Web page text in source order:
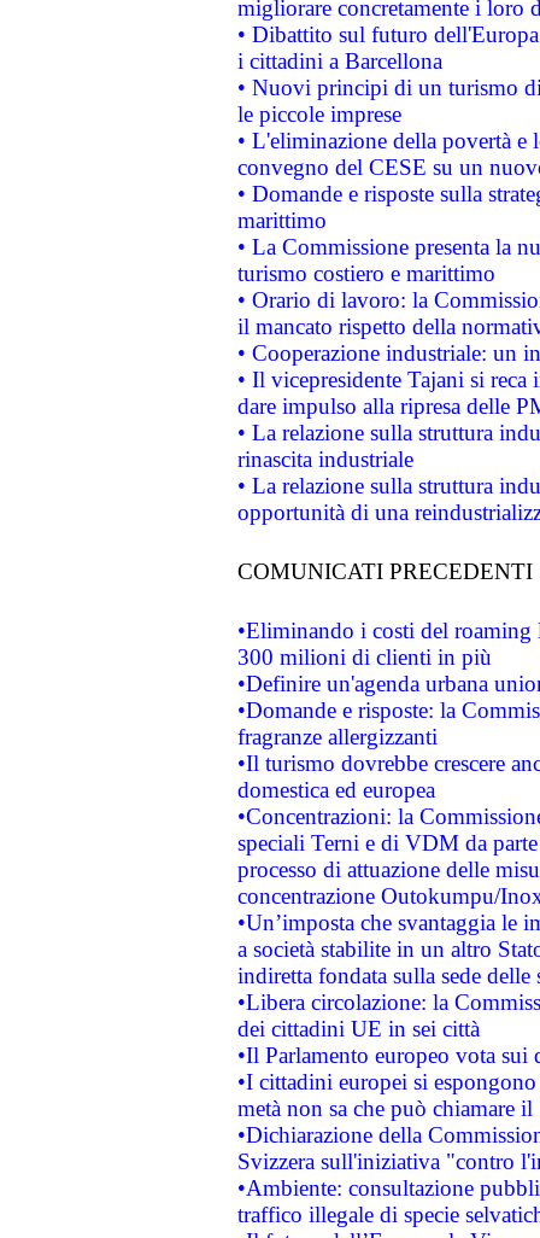
migliorare concretamente i loro
• Dibattito sul futuro
i cittadini a Barcellona
• Nuovi principi di un turismo
le piccole imprese
• L'eliminazione della povertà
convegno del CESE su un
• Domande e risposte sulla
marittimo
• La Commissione presenta la
turismo costiero e marittimo
• Orario di lavoro: la
il mancato rispetto della
• Cooperazione industriale: un
• Il vicepresidente Tajani si
dare impulso alla ripresa delle
• La relazione sulla struttura
rinascita industriale
• La relazione sulla struttura
opportunità di una
COMUNICATI PRECEDENTI
•Eliminando i costi del roaming
300 milioni di clienti in più
•Definire un'agenda urbana
•Domande e risposte: la
fragranze allergizzanti
•Il turismo dovrebbe crescere
domestica ed europea
•Concentrazioni: la
speciali Terni e di VDM da
processo di attuazione delle
concentrazione Outokumpu/
•Un’imposta che svantaggia le
a società stabilite in un altro
indiretta fondata sulla sede delle
•Libera circolazione: la
dei cittadini UE in sei città
•Il Parlamento europeo vota sui
•I cittadini europei si
metà non sa che può chiamare
•Dichiarazione della
Svizzera sull'iniziativa "contro
•Ambiente: consultazione
traffico illegale di specie